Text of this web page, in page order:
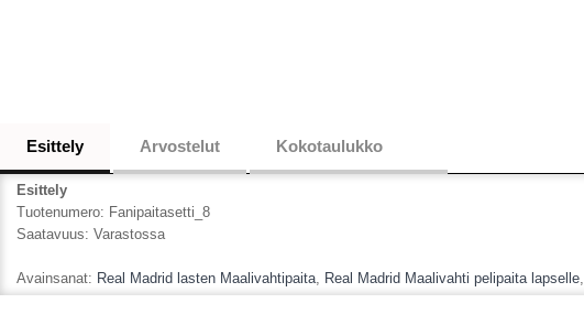
Esittely Arvostelut Kokotaulukko
Esittely
Tuotenumero: Fanipaitasetti_8
Saatavuus: Varastossa
Avainsanat: Real Madrid lasten Maalivahtipaita, Real Madrid Maalivahti pelipaita lapselle,